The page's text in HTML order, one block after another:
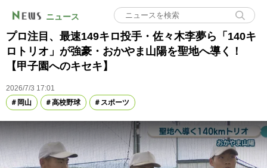
ニュース
プロ注目、最速149キロ投手・佐々木李夢ら「140キ
ロトリオ」が強豪・おかやま山陽を聖地へ導く！
【甲子園へのキセキ】
2026/7/3 17:01
岡山
高校野球 スポーツ